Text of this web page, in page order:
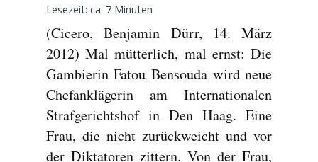
Lesezeit: ca. 7 Minuten
(Cicero, Benjamin Dürr, 14. März
2012) Mal mütterlich, mal ernst: Die
Gambierin Fatou Bensouda wird neue
Chefanklägerin am Internationalen
Strafgerichtshof in Den Haag. Eine
Frau, die nicht zurückweicht und vor
der Diktatoren zittern. Von der Frau,